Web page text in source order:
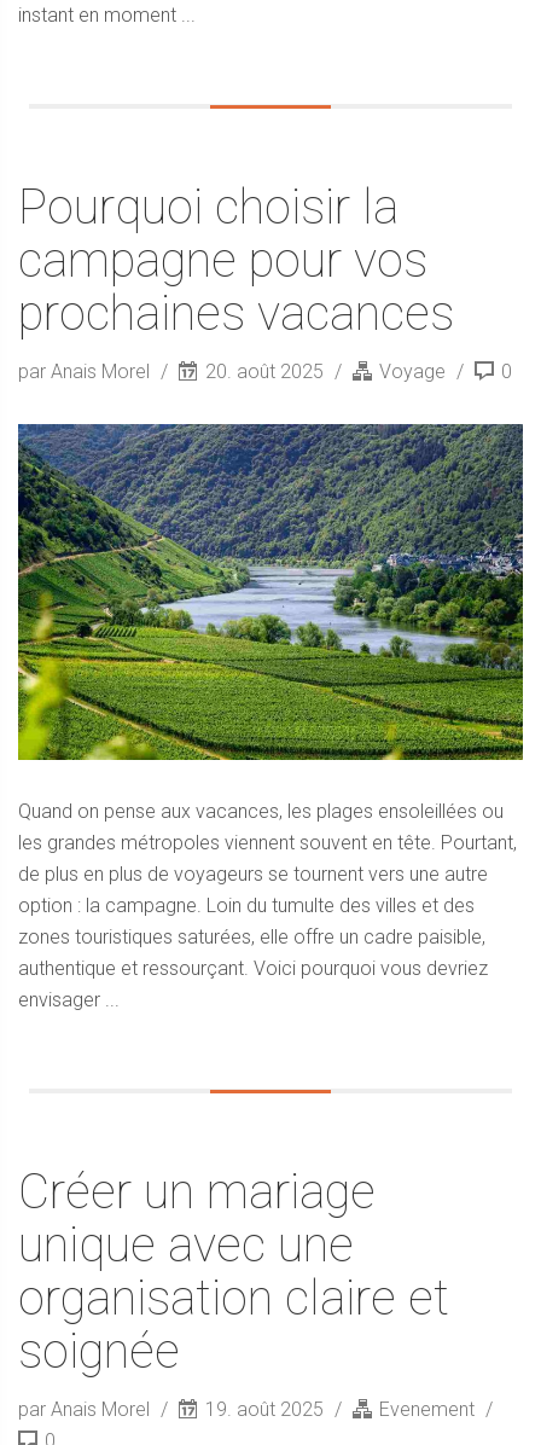
instant en moment ...
Pourquoi choisir la
campagne pour vos
prochaines vacances
par Anais Morel 20. août 2025 Voyage 0
Quand on pense aux vacances, les plages ensoleillées ou
les grandes métropoles viennent souvent en tête. Pourtant,
de plus en plus de voyageurs se tournent vers une autre
option : la campagne. Loin du tumulte des villes et des
zones touristiques saturées, elle offre un cadre paisible,
authentique et ressourçant. Voici pourquoi vous devriez
envisager ...
Créer un mariage
unique avec une
organisation claire et
soignée
par Anais Morel 19. août 2025
Evenement